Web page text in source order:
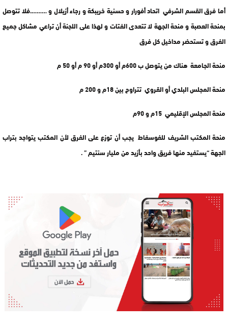
أما فرق القسم الشرفي اتحاد أفورار و حسنية خريبكة و رجاء أزيلال و ……….فلا تتوصل
بمنحة العصبة و منحة الجهة لا تتعدى الفتات و لهذا على اللجنة أن تراعي مشاكل جميع
الفرق و تستحضر مداخيل كل فرق
منحة الجامعة هناك من يتوصل ب 600م أو 300م أو 90 م أو 50 م
منحة المجلس البلدي أو القروي تتراوح بين 18م و 200 م
منحة المجلس الإقليمي 15م و 90م
منحة المكتب الشريف للفوسفاط يجب أن توزع على الفرق لأن المكتب يتواجد بتراب
الجهة “يستفيد منها فريق واحد بأزيد من مليار سنتيم ” .